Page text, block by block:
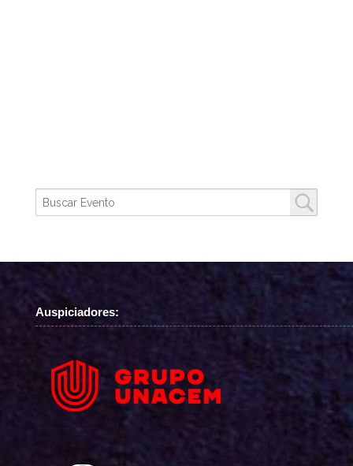
Auspiciadores: